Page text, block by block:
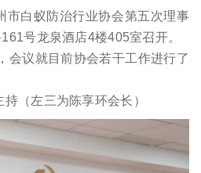
市白蚁防治行业协会第五次理事
号龙泉酒店4楼405室召开。
会议就目前协会若干工作进行了
（左三为陈享环会长）